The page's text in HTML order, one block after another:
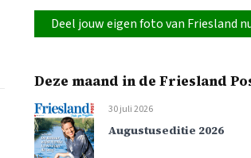
Deel jouw eigen foto van Friesland
Deze maand in de Friesland
30 juli 2026
Augustuseditie 2026